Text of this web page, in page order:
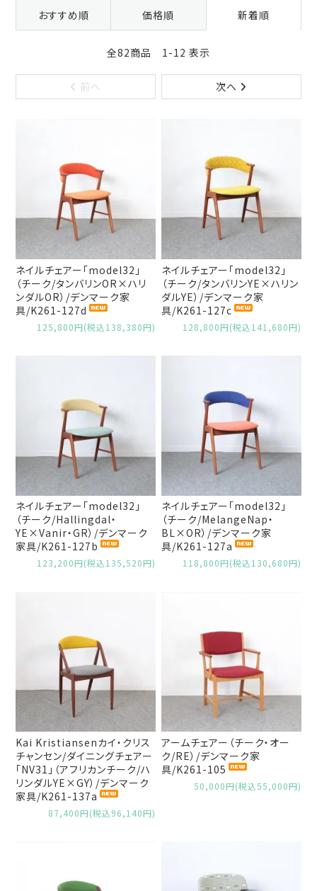
おすすめ順 価格順 新着順
全82商品 1-12 表示
前へ 次へ
ネイルチェアー「model32」
（チーク/タンバリンOR×ハリ
ンダルOR）/デンマーク家
具/K261-127d
125,800円(税込138,380円)
ネイルチェアー「model32」
（チーク/タンバリンYE×ハリン
ダルYE）/デンマーク家
具/K261-127c
128,800円(税込141,680円)
ネイルチェアー「model32」
（チーク/Hallingdal・
YE×Vanir・GR）/デンマーク
家具/K261-127b
123,200円(税込135,520円)
ネイルチェアー「model32」
（チーク/MelangeNap・
BL×OR）/デンマーク家
具/K261-127a
118,800円(税込130,680円)
Kai Kristiansenカイ・クリス
チャンセン/ダイニングチェアー
「NV31」（アフリカンチーク/ハ
リンダルYE×GY）/デンマーク
家具/K261-137a
87,400円(税込96,140円)
アームチェアー（チーク・オー
ク/RE）/デンマーク家
具/K261-105
50,000円(税込55,000円)